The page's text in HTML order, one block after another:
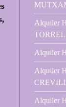
Alquiler
Alquiler
Alquiler
Alquiler